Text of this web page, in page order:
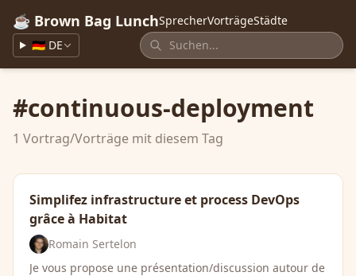
☕ Brown Bag LunchSprecherVorträgeStädte
🇩🇪 DE
#continuous-deployment
1 Vortrag/Vorträge mit diesem Tag
Simplifez infrastructure et process DevOps
grâce à Habitat
Romain Sertelon
Je vous propose une présentation/discussion autour de